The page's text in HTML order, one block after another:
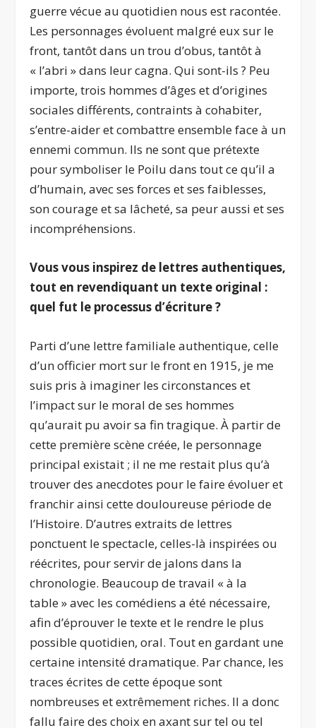
guerre vécue au quotidien nous est racontée.
Les personnages évoluent malgré eux sur le
front, tantôt dans un trou d’obus, tantôt à
« l’abri » dans leur cagna. Qui sont-ils ? Peu
importe, trois hommes d’âges et d’origines
sociales différents, contraints à cohabiter,
s’entre-aider et combattre ensemble face à un
ennemi commun. Ils ne sont que prétexte
pour symboliser le Poilu dans tout ce qu’il a
d’humain, avec ses forces et ses faiblesses,
son courage et sa lâcheté, sa peur aussi et ses
incompréhensions.
Vous vous inspirez de lettres authentiques,
tout en revendiquant un texte original :
quel fut le processus d’écriture ?
Parti d’une lettre familiale authentique, celle
d’un officier mort sur le front en 1915, je me
suis pris à imaginer les circonstances et
l’impact sur le moral de ses hommes
qu’aurait pu avoir sa fin tragique. À partir de
cette première scène créée, le personnage
principal existait ; il ne me restait plus qu’à
trouver des anecdotes pour le faire évoluer et
franchir ainsi cette douloureuse période de
l’Histoire. D’autres extraits de lettres
ponctuent le spectacle, celles-là inspirées ou
réécrites, pour servir de jalons dans la
chronologie. Beaucoup de travail « à la
table » avec les comédiens a été nécessaire,
afin d’éprouver le texte et le rendre le plus
possible quotidien, oral. Tout en gardant une
certaine intensité dramatique. Par chance, les
traces écrites de cette époque sont
nombreuses et extrêmement riches. Il a donc
fallu faire des choix en axant sur tel ou tel